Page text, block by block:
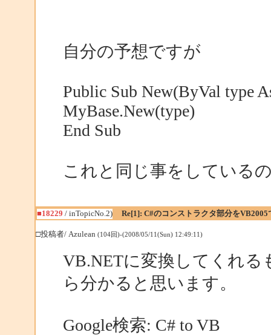
自分の予想ですが
Public Sub New(ByVal type
MyBase.New(type)
End Sub
これと同じ事をしている
■18229 / inTopicNo.2) Re[1]: C#のコンストラクタ部分を
□投稿者/ Azulean (104回)-(2008/05/11(Sun) 12:49:11)
VB.NETに変換してくれ
ら分かると思います。
Google検索: C# to VB